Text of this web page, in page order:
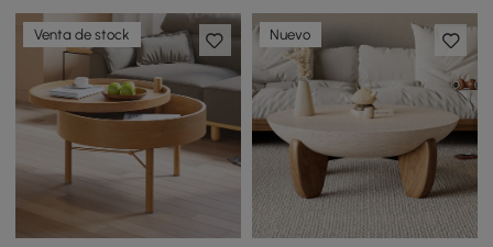
Venta de stock Nuevo